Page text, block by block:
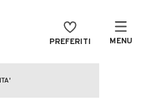
PREFERITI MENU